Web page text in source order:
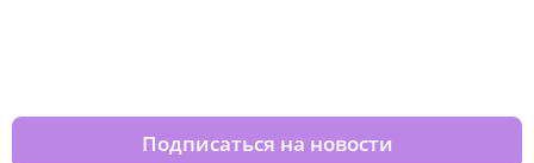
Подписаться на новости